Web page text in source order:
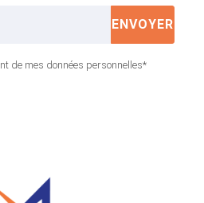
ENVOYER
de mes données personnelles*